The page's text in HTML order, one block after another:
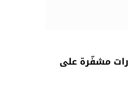
مشفّرة على